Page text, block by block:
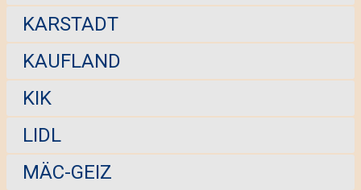
KARSTADT
KAUFLAND
KIK
LIDL
MÄC-GEIZ